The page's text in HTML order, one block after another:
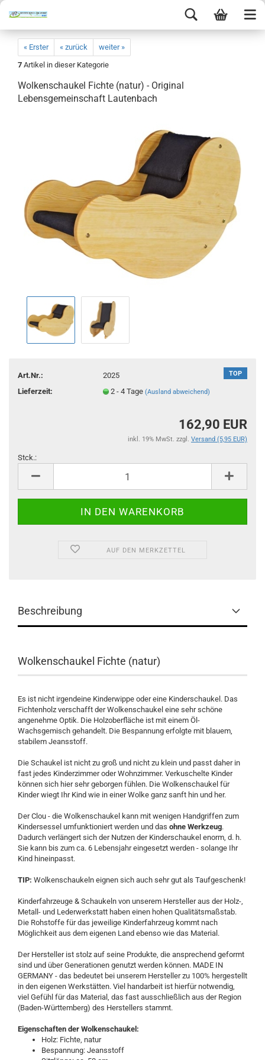
« Erster « zurück
weiter »
7 Artikel in dieser Kategorie
Wolkenschaukel Fichte (natur) - Original
Lebensgemeinschaft Lautenbach
TOP
Art.Nr.:
2025
Lieferzeit:
2 - 4 Tage(Ausland abweichend)
162,90 EUR
inkl. 19% MwSt. zzgl. Versand (5,95 EUR)
Stck.:
AUF DEN MERKZETTEL
Beschreibung
Wolkenschaukel Fichte (natur)
Es ist nicht irgendeine Kinderwippe oder eine Kinderschaukel. Das
Fichtenholz verschafft der Wolkenschaukel eine sehr schöne
angenehme Optik. Die Holzoberfläche ist mit einem Öl-
Wachsgemisch gehandelt. Die Bespannung erfolgte mit blauem,
stabilem Jeansstoff.
Die Schaukel ist nicht zu groß und nicht zu klein und passt daher in
fast jedes Kinderzimmer oder Wohnzimmer. Verkuschelte Kinder
können sich hier sehr geborgen fühlen. Die Wolkenschaukel für
Kinder wiegt Ihr Kind wie in einer Wolke ganz sanft hin und her.
Der Clou - die Wolkenschaukel kann mit wenigen Handgriffen zum
Kindersessel umfunktioniert werden und das ohne Werkzeug.
Dadurch verlängert sich der Nutzen der Kinderschaukel enorm, d. h.
Sie kann bis zum ca. 6 Lebensjahr eingesetzt werden - solange Ihr
Kind hineinpasst.
TIP: Wolkenschaukeln eignen sich auch sehr gut als Taufgeschenk!
Kinderfahrzeuge & Schaukeln von unserem Hersteller aus der Holz-,
Metall- und Lederwerkstatt haben einen hohen Qualitätsmaßstab.
Die Rohstoffe für das jeweilige Kinderfahrzeug kommt nach
Möglichkeit aus dem eigenen Land ebenso wie das Material.
Der Hersteller ist stolz auf seine Produkte, die ansprechend geformt
sind und über Generationen genutzt werden können. MADE IN
GERMANY - das bedeutet bei unserem Hersteller zu 100% hergestellt
in den eigenen Werkstätten. Viel handarbeit ist hierfür notwendig,
viel Gefühl für das Material, das fast ausschließlich aus der Region
(Baden-Württemberg) des Herstellers stammt.
Eigenschaften der Wolkenschaukel:
Holz: Fichte, natur
Bespannung: Jeansstoff